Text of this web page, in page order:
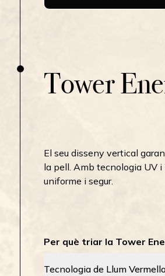
Tower
El seu disseny vertical
la pell. Amb tecnologia UV i
uniforme i segur.
Per què triar la Tower
Tecnologia de Llum